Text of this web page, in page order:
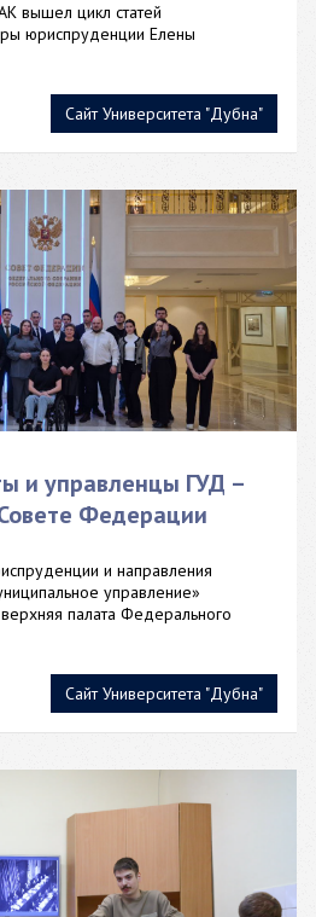
Сайт Университета "Дубна"
вышел цикл статей
юриспруденции Елены
Сайт Университета "Дубна"
и управленцы ГУД –
Федерации
и направления
управление»
палата Федерального